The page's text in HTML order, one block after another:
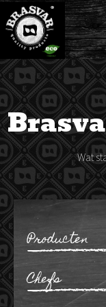
Wat
Producten
Ribben
Gehakt
Wangen
Chefs
Maarten